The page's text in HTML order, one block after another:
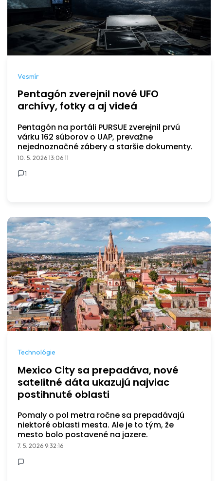
Vesmír
Pentagón zverejnil nové UFO
archívy, fotky a aj videá
Pentagón na portáli PURSUE zverejnil prvú
várku 162 súborov o UAP, prevažne
nejednoznačné zábery a staršie dokumenty.
10. 5. 2026 13:06:11
1
Technológie
Mexico City sa prepadáva, nové
satelitné dáta ukazujú najviac
postihnuté oblasti
Pomaly o pol metra ročne sa prepadávajú
niektoré oblasti mesta. Ale je to tým, že
mesto bolo postavené na jazere.
7. 5. 2026 9:32:16